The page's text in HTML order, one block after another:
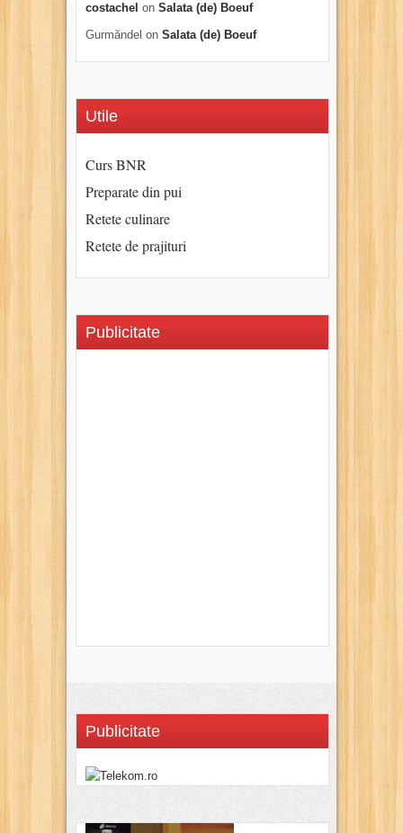
costachel on Salata (de) Boeuf
Gurmăndel on Salata (de) Boeuf
Utile
Curs BNR
Preparate din pui
Retete culinare
Retete de prajituri
Publicitate
Publicitate